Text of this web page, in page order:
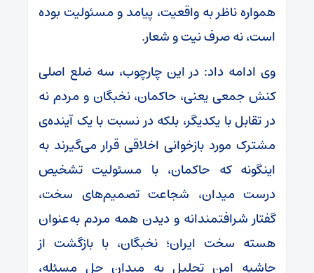
همواره ناظر به واقعیت، پیامد و مسئولیت بوده
است، نه صرف نیت و شعار.
وی ادامه داد: در این چارچوب، سه ضلع اصلی
کنش جمعی یعنی، حاکمان، نخبگان و مردم نه
در تقابل با یکدیگر، بلکه در نسبت با یک آینده‌ی
مشترک مورد بازخوانی اخلاقی قرار می‌گیرند به
اینگونه که حاکمان، با مسئولیت تشخیص
درست میدان، شجاعت تصمیم‌های سخت،
گفتار شرافتمندانه و دیدن همه مردم به‌عنوان
هسته سخت ایران؛ نخبگان، با بازگشت از
حاشیه امن تحلیل به میدان حل مسئله،